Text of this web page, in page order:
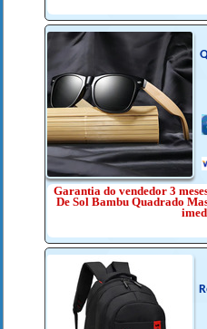
Garantia do vendedor 3
De Sol Bambu Quadrado